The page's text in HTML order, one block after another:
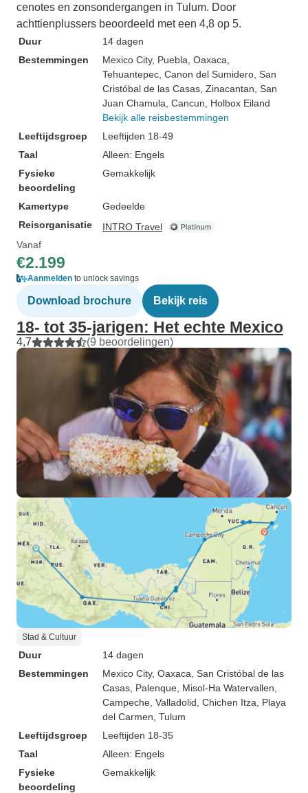
cenotes en zonsondergangen in Tulum. Door
achttienplussers beoordeeld met een 4,8 op 5.
Duur
14 dagen
Bestemmingen
Mexico City, Puebla , Oaxaca
Tehuantepec , Canon del Sumidero , San
Cristóbal de las Casas , Zinacantan , San
Juan Chamula , Cancun , Holbox Eiland
Bekijk alle reisbestemmingen
Leeftijdsgroep
Leeftijden 18-49
Taal
Alleen: Engels
Fysieke
beoordeling
Gemakkelijk
Kamertype
Gedeelde
Reisorganisatie
INTRO Travel
Vanaf
€2.199
Aanmelden to unlock savings
Download brochure Bekijk reis
18- tot 35-jarigen: Het echte Mexico
4,7 (9 beoordelingen)
Stad & Cultuur
Duur
14 dagen
Bestemmingen
Mexico City, Oaxaca , San Cristóbal de las
Casas , Palenque , Misol-Ha Watervallen
Campeche , Valladolid , Chichen Itza , Playa
del Carmen , Tulum
Leeftijdsgroep
Leeftijden 18-35
Taal
Alleen: Engels
Fysieke
beoordeling
Gemakkelijk